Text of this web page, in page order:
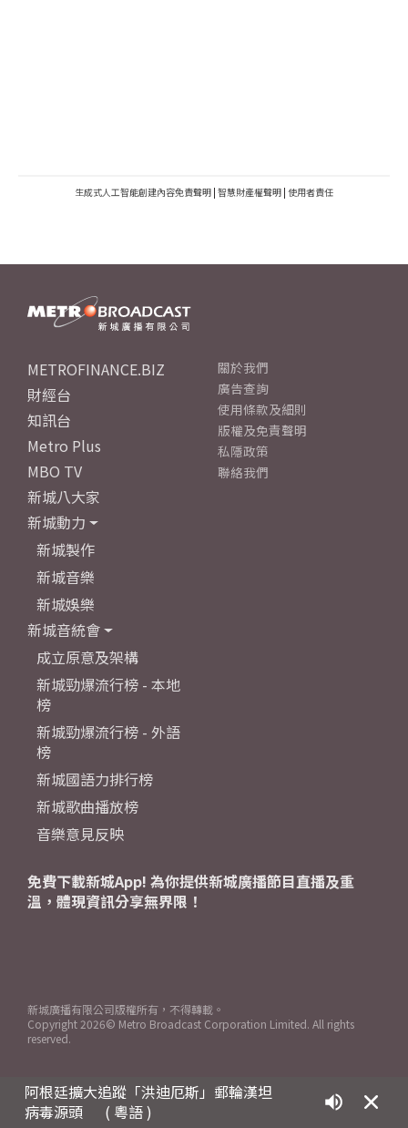
生成式人工智能創建內容免責聲明 | 智慧財產權聲明 | 使用者責任
阿根廷擴大追蹤「洪迪厄斯」郵輪漢坦
病毒源頭
( 粵語 )
METROFINANCE.BIZ
財經台
知訊台
Metro Plus
MBO TV
新城八大家
新城動力
新城製作
新城音樂
新城娛樂
新城音統會
成立原意及架構
新城勁爆流行榜 - 本地
榜
新城勁爆流行榜 - 外語
榜
新城國語力排行榜
新城歌曲播放榜
音樂意見反映
關於我們
廣告查詢
使用條款及細則
版權及免責聲明
私隱政策
聯絡我們
免費下載新城App! 為你提供新城廣播節目直播及重
溫，體現資訊分享無界限！
新城廣播有限公司版權所有，不得轉載。
Copyright 2026© Metro Broadcast Corporation Limited. All rights
reserved.